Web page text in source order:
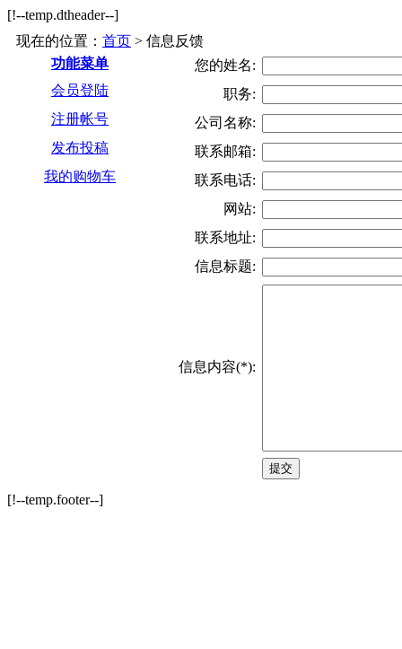
[!--temp.dtheader--]
现在的位置： 首页 > 信息反馈
功能菜单
会员登陆
注册帐号
发布投稿
我的购物车
您的姓名:
职务:
公司名称:
联系邮箱:
联系电话:
网站:
联系地址:
信息标题:
信息内容(*):
[!--temp.footer--]